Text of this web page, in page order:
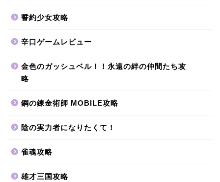
誓約少女攻略
辛口ゲームレビュー
金色のガッシュベル！！永遠の絆の仲間たち攻
略
鋼の錬金術師 MOBILE攻略
陰の実力者になりたくて！
雀魂攻略
雄才三国攻略